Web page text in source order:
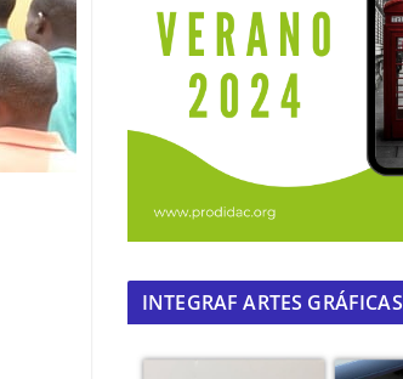
INTEGRAF ARTES GRÁFICAS